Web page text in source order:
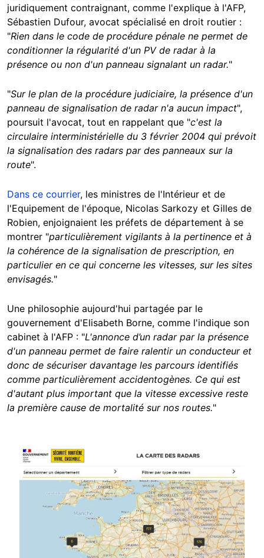
juridiquement contraignant, comme l'explique à l'AFP,
Sébastien Dufour, avocat spécialisé en droit routier :
"Rien dans le code de procédure pénale ne permet de
conditionner la régularité d'un PV de radar à la
présence ou non d'un panneau signalant un radar."
"Sur le plan de la procédure judiciaire, la présence d'un
panneau de signalisation de radar n'a aucun impact",
poursuit l'avocat, tout en rappelant que "c'est la
circulaire interministérielle du 3 février 2004 qui prévoit
la signalisation des radars par des panneaux sur la
route".
Dans ce courrier, les ministres de l'Intérieur et de
l'Equipement de l'époque, Nicolas Sarkozy et Gilles de
Robien, enjoignaient les préfets de département à se
montrer "particulièrement vigilants à la pertinence et à
la cohérence de la signalisation de prescription, en
particulier en ce qui concerne les vitesses, sur les sites
envisagés."
Une philosophie aujourd'hui partagée par le
gouvernement d'Elisabeth Borne, comme l'indique son
cabinet à l'AFP : "L'annonce d’un radar par la présence
d'un panneau permet de faire ralentir un conducteur et
donc de sécuriser davantage les parcours identifiés
comme particulièrement accidentogènes. Ce qui est
d'autant plus important que la vitesse excessive reste
la première cause de mortalité sur nos routes."
Image